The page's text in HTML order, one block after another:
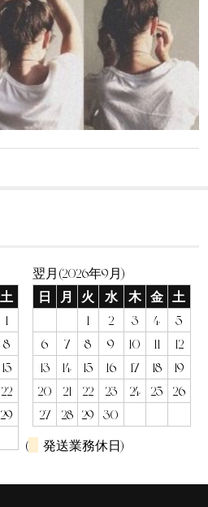
土
1
8
15
22
29
翌月(2026年9月)
日
月 火 水 木 金
土
1
2 3 4
5
6
7 8 9 10 11
12
13
14 15 16 17 18
19
20
21 22 23 24 25
26
27
28 29
30
(
発送業務休日)